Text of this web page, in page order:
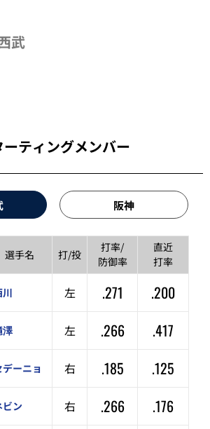
武
ーティングメンバー
阪神
選手名 打/投
打率/
防御率
直近
打率
川 左 .271
.200
澤 左 .266
.417
デーニョ 右 .185
.125
ビン 右 .266
.176